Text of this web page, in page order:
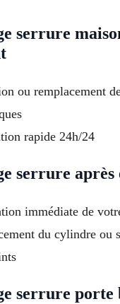
serrure
ou remplacement
rapide 24h/24
serrure
immédiate de
du cylindre ou
serrure porte